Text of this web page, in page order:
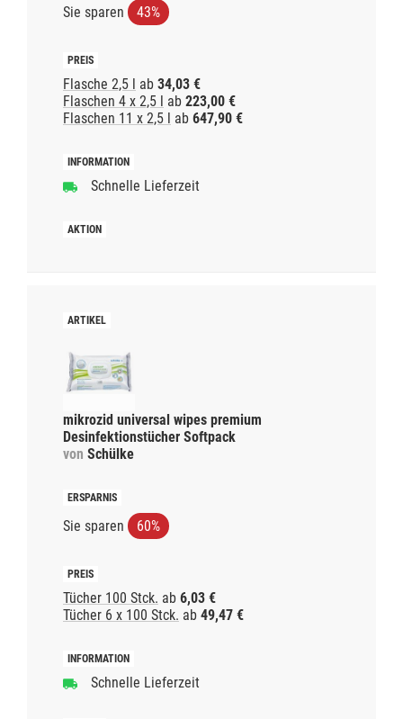
Sie sparen 43%
Flasche 2,5 l ab 34,03 €
Flaschen 4 x 2,5 l ab 223,00 €
Flaschen 11 x 2,5 l ab 647,90 €
Schnelle Lieferzeit
mikrozid universal wipes premium
Desinfektionstücher Softpack
von Schülke
Sie sparen 60%
Tücher 100 Stck. ab 6,03 €
Tücher 6 x 100 Stck. ab 49,47 €
Schnelle Lieferzeit